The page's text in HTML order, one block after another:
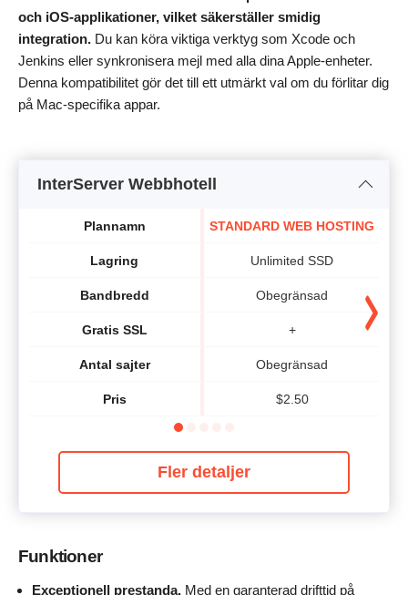
och iOS-applikationer, vilket säkerställer smidig
integration. Du kan köra viktiga verktyg som Xcode och
Jenkins eller synkronisera mejl med alla dina Apple-enheter.
Denna kompatibilitet gör det till ett utmärkt val om du förlitar dig
på Mac-specifika appar.
InterServer Webbhotell
Plannamn
Lagring
Bandbredd
Gratis SSL
Antal sajter
Pris
STANDARD WEB HOSTING
Unlimited SSD
Obegränsad
+
Obegränsad
$2.50
Fler detaljer
Funktioner
Exceptionell prestanda. Med en garanterad drifttid på